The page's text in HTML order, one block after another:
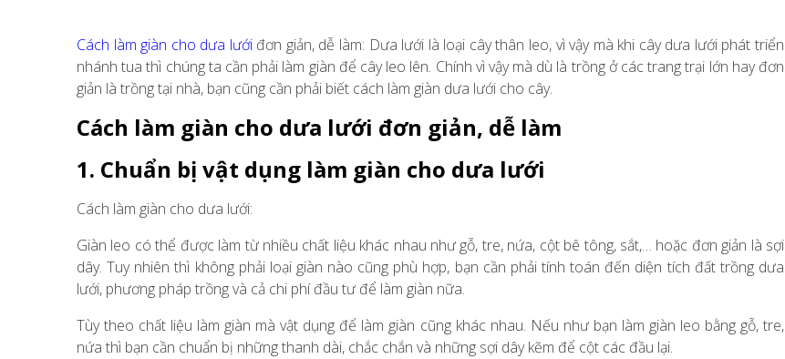
Cách làm giàn cho dưa lướiđơn giản, dễ làm: Dưa lưới là loại cây thân leo, vì vậy mà khi cây dưa lưới phát triển
nhánh tua thì chúng ta cần phải làm giàn để cây leo lên. Chính vì vậy mà dù là trồng ở các trang trại lớn hay đơn
giản là trồng tại nhà, bạn cũng cần phải biết cách làm giàn dưa lưới cho cây.
Cách làm giàn cho dưa lưới đơn giản, dễ làm
1. Chuẩn bị vật dụng làm giàn cho dưa lưới
Cách làm giàn cho dưa lưới:
Giàn leo có thể được làm từ nhiều chất liệu khác nhau như gỗ, tre, nứa, cột bê tông, sắt,… hoặc đơn giản là sợi
dây. Tuy nhiên thì không phải loại giàn nào cũng phù hợp, bạn cần phải tính toán đến diện tích đất trồng dưa
lưới, phương pháp trồng và cả chi phí đầu tư để làm giàn nữa.
Tùy theo chất liệu làm giàn mà vật dụng để làm giàn cũng khác nhau. Nếu như bạn làm giàn leo bằng gỗ, tre,
nứa thì bạn cần chuẩn bị những thanh dài, chắc chắn và những sợi dây kẽm để cột các đầu lại.